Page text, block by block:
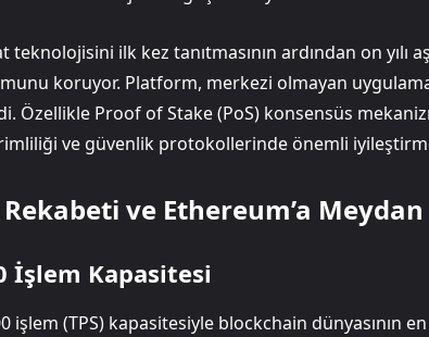
teknolojisini ilk kez tanıtmasının ardından on yılı
koruyor. Platform, merkezi olmayan
Özellikle Proof of Stake (PoS) konsensüs
ve güvenlik protokollerinde önemli
Rekabeti ve Ethereum’a
İşlem Kapasitesi
işlem (TPS) kapasitesiyle blockchain dünyasının